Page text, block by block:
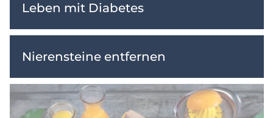
Leben mit Diabetes
Nierensteine entfernen